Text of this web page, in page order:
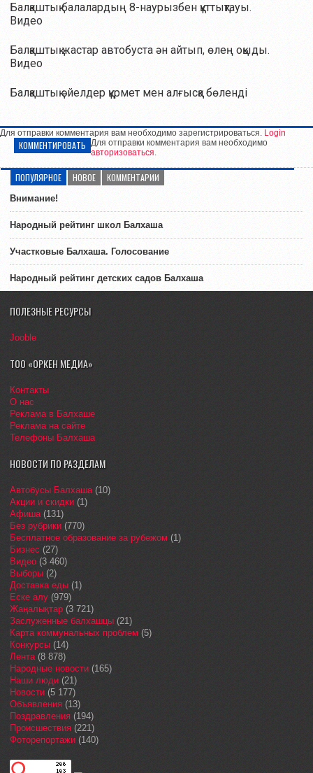
Балқаштық балалардың 8-наурызбен құттықтауы.
Видео
Балқаштық жастар автобуста ән айтып, өлең оқыды.
Видео
Балқаштық әйелдер құрмет мен алғысқа бөленді
Для отправки комментария вам необходимо зарегистрироваться. Login
КОММЕНТИРОВАТЬ Для отправки комментария вам необходимо
авторизоваться.
ПОПУЛЯРНОЕ НОВОЕ КОММЕНТАРИИ
Внимание!
Народный рейтинг школ Балхаша
Участковые Балхаша. Голосование
Народный рейтинг детских садов Балхаша
ПОЛЕЗНЫЕ РЕСУРСЫ
Jooble
ТОО «ОРКЕН МЕДИА»
Контакты
О нас
Реклама в Балхаше
Реклама на сайте
Телефоны Балхаша
НОВОСТИ ПО РАЗДЕЛАМ
Автобусы Балхаша(10)
Акции и скидки (1)
Афиша(131)
Без рубрики (770)
Бесплатное образование за рубежом (1)
Бизнес (27)
Видео (3 460)
Выборы (2)
Доставка еды (1)
Еске алу (979)
Жаңалықтар (3 721)
Заслуженные балхашцы (21)
Карта коммунальных проблем (5)
Конкурсы (14)
Лента(8 878)
Народные новости (165)
Наши люди (21)
Новости (5 177)
Объявления (13)
Поздравления (194)
Происшествия (221)
Фоторепортажи (140)